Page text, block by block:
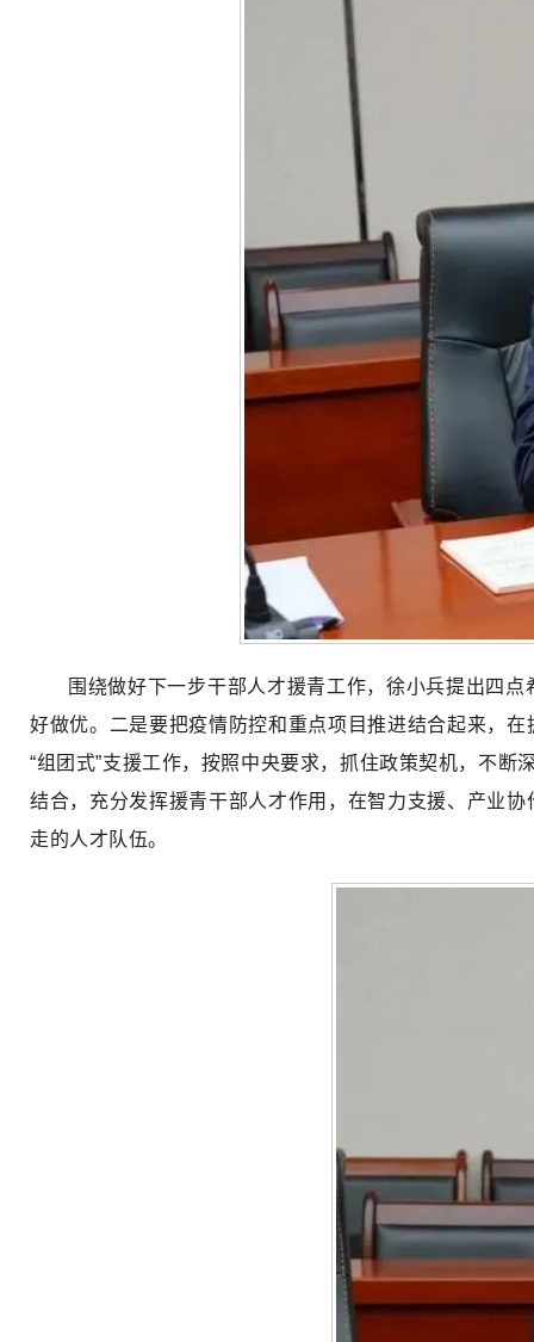
围绕做好下一步干部人才援青工作，徐小兵提出四
好做优。二是要把疫情防控和重点项目推进结合起来，
“组团式”支援工作，按照中央要求，抓住政策契机，不
结合，充分发挥援青干部人才作用，在智力支援、产业
走的人才队伍。